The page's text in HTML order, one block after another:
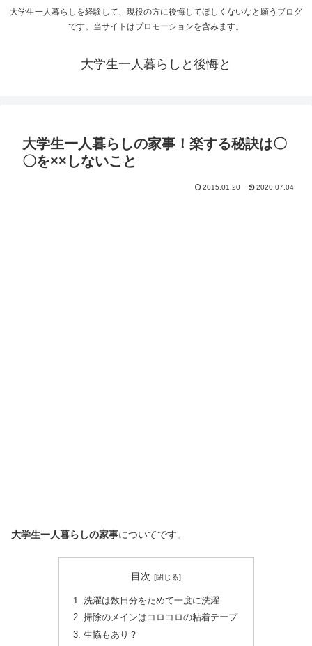
大学生一人暮らしを経験して、現役の方に後悔してほしくないなと願うブログ
です。当サイトはプロモーションを含みます。
大学生一人暮らしと後悔と
大学生一人暮らしの家事！楽する秘訣は〇
〇を××しないこと
2015.01.20 2020.07.04
大学生一人暮らしの家事についてです。
目次
洗濯は数日分をためて一度に洗濯
掃除のメインはコロコロの粘着テープ
生協もあり？